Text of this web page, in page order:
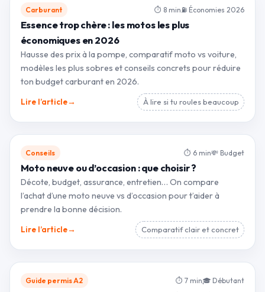
Carburant ⏱ 8 min ⛽ Économies 2026
Essence trop chère : les motos les plus
économiques en 2026
Hausse des prix à la pompe, comparatif moto vs voiture,
modèles les plus sobres et conseils concrets pour réduire
ton budget carburant en 2026.
Lire l’article→ À lire si tu roules beaucoup
Conseils ⏱ 6 min💸 Budget
Moto neuve ou d’occasion : que choisir ?
Décote, budget, assurance, entretien… On compare
l’achat d’une moto neuve vs d’occasion pour t’aider à
prendre la bonne décision.
Lire l’article→ Comparatif clair et concret
Guide permis A2 ⏱ 7 min🎓 Débutant